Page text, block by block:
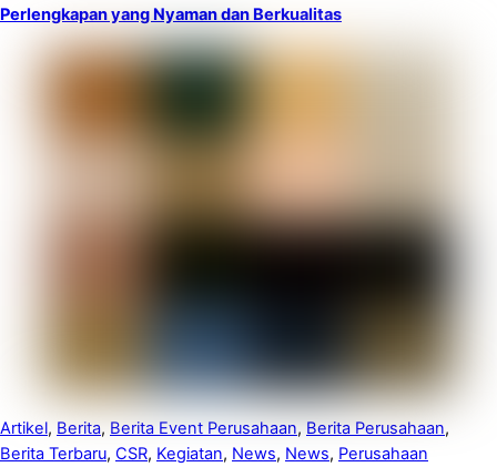
Perlengkapan yang Nyaman dan Berkualitas
Artikel, Berita, Berita Event Perusahaan, Berita Perusahaan,
Berita Terbaru, CSR, Kegiatan, News, News, Perusahaan